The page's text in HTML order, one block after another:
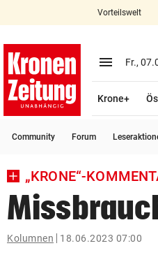
account_circle Anmelden
bookmark
search
Suchbegriff
Vorteilswelt
menu Menü
Fr.,
Krone+
Community Forum
„KRONE“-
Kolumnen 18.06.2023 07:00